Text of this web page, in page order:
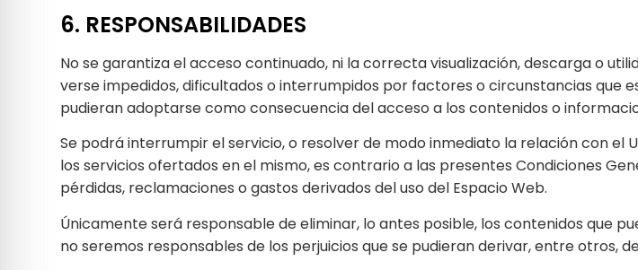
6. RESPONSABILIDADES
No se garantiza el acceso continuado, ni la correcta visualización, descarga o
verse impedidos, dificultados o interrumpidos por factores o circunstancias que
pudieran adoptarse como consecuencia del acceso a los contenidos o
Se podrá interrumpir el servicio, o resolver de modo inmediato la relación con el
los servicios ofertados en el mismo, es contrario a las presentes Condiciones
pérdidas, reclamaciones o gastos derivados del uso del Espacio Web.
Únicamente será responsable de eliminar, lo antes posible, los contenidos que
no seremos responsables de los perjuicios que se pudieran derivar, entre otros,